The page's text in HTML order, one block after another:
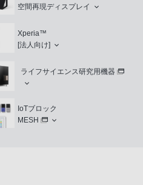
空間再現ディスプレイ
Xperia™
[法人向け]
ライフサイエンス研究用機器
IoTブロック
MESH